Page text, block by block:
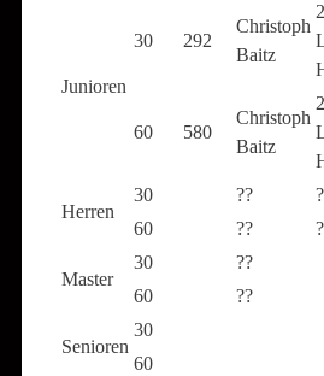
Junioren
30 292
Christoph
Baitz
60 580
Christoph
Baitz
Herren
30 ??
60
??
Master
30
??
60
??
Senioren
30
60